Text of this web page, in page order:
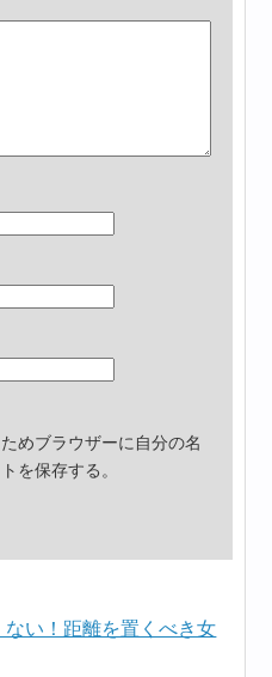
めブラウザーに自分の名
を保存する。
い！距離を置くべき女